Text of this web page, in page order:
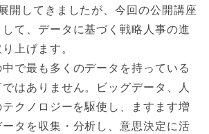
開してきましたが、今回の公開講座
て、データに基づく戦略人事の進
上げます。
で最も多くのデータを持っている
はありません。ビッグデータ、人
クノロジーを駆使し、ますます増
タを収集・分析し、意思決定に活